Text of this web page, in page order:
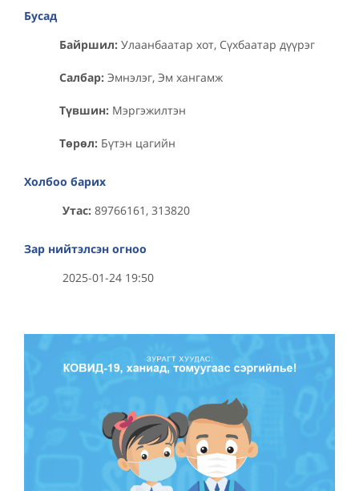
Бусад
Байршил: Улаанбаатар хот, Сүхбаатар дүүрэг
Салбар: Эмнэлэг, Эм хангамж
Түвшин: Мэргэжилтэн
Төрөл: Бүтэн цагийн
Холбоо барих
Утас: 89766161, 313820
Зар нийтэлсэн огноо
2025-01-24 19:50